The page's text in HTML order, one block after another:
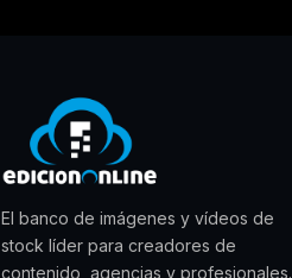
El banco de imágenes y vídeos de
stock líder para creadores de
contenido, agencias y profesionales.